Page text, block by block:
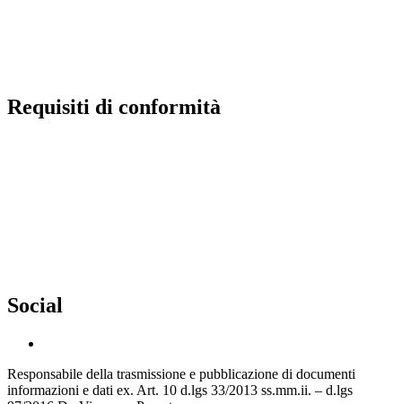
Requisiti di conformità
Social
Responsabile della trasmissione e pubblicazione di documenti
informazioni e dati ex. Art. 10 d.lgs 33/2013 ss.mm.ii. – d.lgs